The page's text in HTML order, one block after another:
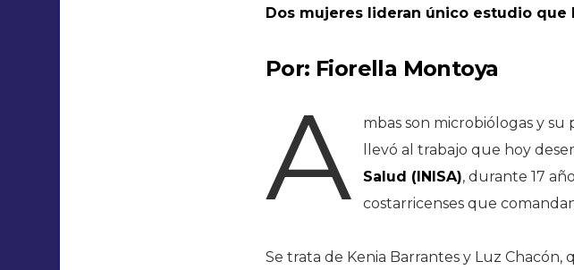
Dos mujeres lideran único estudio que
Por: Fiorella Montoya
A
mbas son microbiólogas y
llevó al trabajo que hoy
Salud (INISA), durante 17
costarricenses que
Se trata de Kenia Barrantes y Luz Chacón,